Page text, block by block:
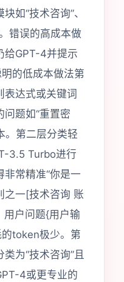
如“技术咨询”、
错误的高成本做
给GPT-4并提示
的低成本做法第
表达式或关键词
问题如“重置密
。第二层分类轻
3.5 Turbo进行
常精准“你是一
之一[技术咨询 账
用户问题{用户输
token极少。第
为“技术咨询”且
4或更专业的